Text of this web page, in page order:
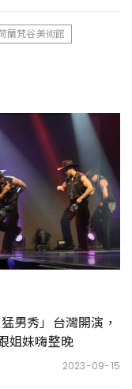
蘭梵谷美術館
男秀」台灣開演，
姐妹嗨整晚
2023-09-15